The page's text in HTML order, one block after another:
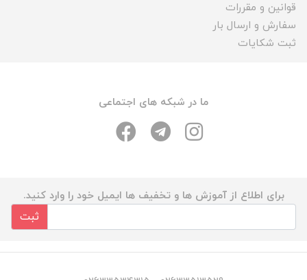
قوانین و مقررات
سفارش و ارسال بار
ثبت شکایات
ما در شبکه های اجتماعی
برای اطلاع از آموزش ها و تخفیف ها ایمیل خود را وارد کنید.
ثبت